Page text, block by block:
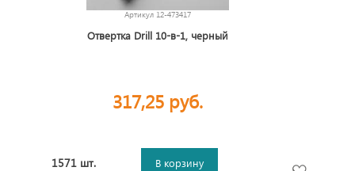
Артикул 12-473417
Отвертка Drill 10-в-1, черный
317,25 руб.
1571 шт. В корзину